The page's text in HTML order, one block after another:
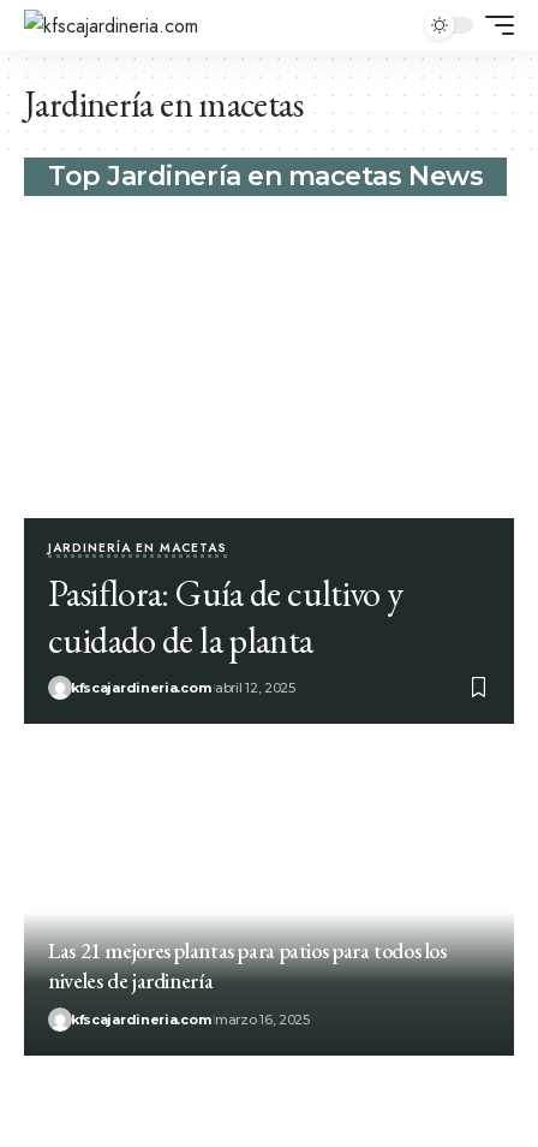
Jardinería en macetas
Top Jardinería en macetas News
Las 21 mejores plantas para patios para todos los
niveles de jardinería
kfscajardineria.com marzo 16, 2025
JARDINERÍA EN MACETAS
Pasiflora: Guía de cultivo y
cuidado de la planta
kfscajardineria.com abril 12, 2025